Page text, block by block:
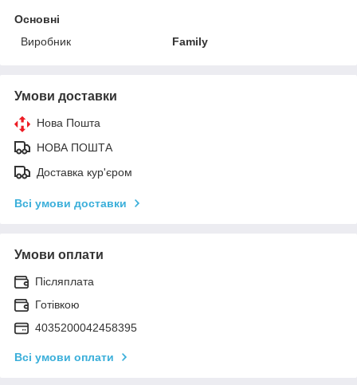
Основні
Виробник
Family
Умови доставки
Нова Пошта
НОВА ПОШТА
Доставка кур'єром
Всі умови доставки
Умови оплати
Післяплата
Готівкою
4035200042458395
Всі умови оплати